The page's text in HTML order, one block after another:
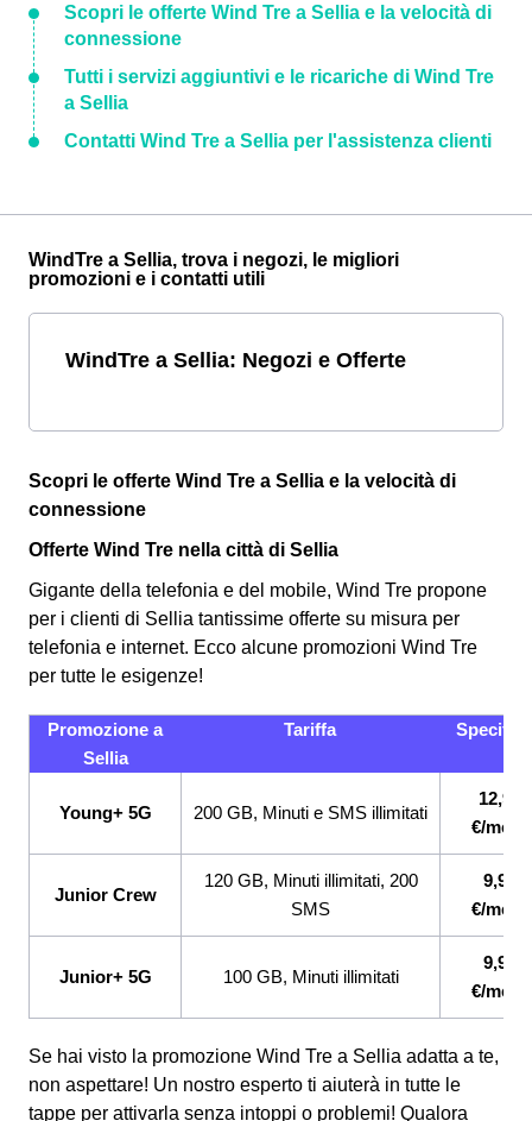
Scopri le offerte Wind Tre a Sellia e la velocità di
connessione
Tutti i servizi aggiuntivi e le ricariche di Wind Tre
a Sellia
Contatti Wind Tre a Sellia per l'assistenza clienti
WindTre a Sellia, trova i negozi, le migliori
promozioni e i contatti utili
WindTre a Sellia: Negozi e Offerte
Scopri le offerte Wind Tre a Sellia e la velocità di
connessione
Offerte Wind Tre nella città di Sellia
Gigante della telefonia e del mobile, Wind Tre propone
per i clienti di Sellia tantissime offerte su misura per
telefonia e internet. Ecco alcune promozioni Wind Tre
per tutte le esigenze!
Promozione a
Sellia
Tariffa
Young+ 5G 200 GB, Minuti e SMS illimitati
12,99
€/mese
Junior Crew
120 GB, Minuti illimitati, 200
SMS
9,99
€/mese
Junior+ 5G 100 GB, Minuti illimitati
9,99
€/mese
Se hai visto la promozione Wind Tre a Sellia adatta a te,
non aspettare! Un nostro esperto ti aiuterà in tutte le
tappe per attivarla senza intoppi o problemi! Qualora